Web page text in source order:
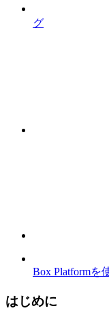
グ
Box Platformを
はじめに